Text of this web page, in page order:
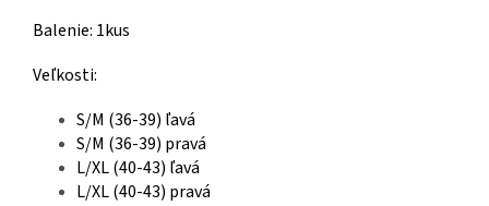
Balenie: 1kus
Veľkosti:
S/M (36-39) ľavá
S/M (36-39) pravá
L/XL (40-43) ľavá
L/XL (40-43) pravá